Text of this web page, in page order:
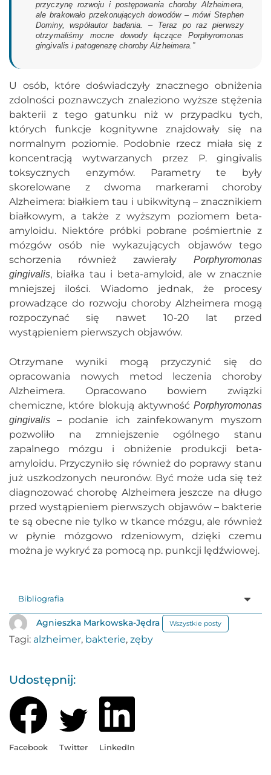
przyczynę rozwoju i postępowania choroby Alzheimera,
ale brakowało przekonujących dowodów – mówi Stephen
Dominy, współautor badania. – Teraz po raz pierwszy
otrzymaliśmy mocne dowody łączące Porphyromonas
gingivalis i patogenezę choroby Alzheimera.”
U osób, które doświadczyły znacznego obniżenia
zdolności poznawczych znaleziono wyższe stężenia
bakterii z tego gatunku niż w przypadku tych,
których funkcje kognitywne znajdowały się na
normalnym poziomie. Podobnie rzecz miała się z
koncentracją wytwarzanych przez P. gingivalis
toksycznych enzymów. Parametry te były
skorelowane z dwoma markerami choroby
Alzheimera: białkiem tau i ubikwityną – znacznikiem
białkowym, a także z wyższym poziomem beta-
amyloidu. Niektóre próbki pobrane pośmiertnie z
mózgów osób nie wykazujących objawów tego
schorzenia również zawierały Porphyromonas
gingivalis, białka tau i beta-amyloid, ale w znacznie
mniejszej ilości. Wiadomo jednak, że procesy
prowadzące do rozwoju choroby Alzheimera mogą
rozpoczynać się nawet 10-20 lat przed
wystąpieniem pierwszych objawów.
Otrzymane wyniki mogą przyczynić się do
opracowania nowych metod leczenia choroby
Alzheimera. Opracowano bowiem związki
chemiczne, które blokują aktywność Porphyromonas
gingivalis – podanie ich zainfekowanym myszom
pozwoliło na zmniejszenie ogólnego stanu
zapalnego mózgu i obniżenie produkcji beta-
amyloidu. Przyczyniło się również do poprawy stanu
już uszkodzonych neuronów. Być może uda się też
diagnozować chorobę Alzheimera jeszcze na długo
przed wystąpieniem pierwszych objawów – bakterie
te są obecne nie tylko w tkance mózgu, ale również
w płynie mózgowo rdzeniowym, dzięki czemu
można je wykryć za pomocą np. punkcji lędźwiowej.
Bibliografia
Agnieszka Markowska-Jędra Wszystkie posty
Tagi: alzheimer, bakterie, zęby
Udostępnij:
Facebook Twitter LinkedIn